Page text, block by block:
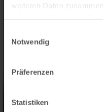
weiteren Daten
Notwendig
Präferenzen
Statistiken